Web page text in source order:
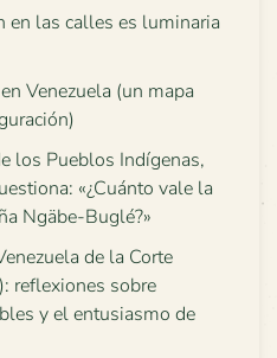
en las calles es luminaria
Venezuela (un mapa
los Pueblos Indígenas,
«¿Cuánto vale la
Ngäbe-Buglé?»
de la Corte
reflexiones sobre
y el entusiasmo de